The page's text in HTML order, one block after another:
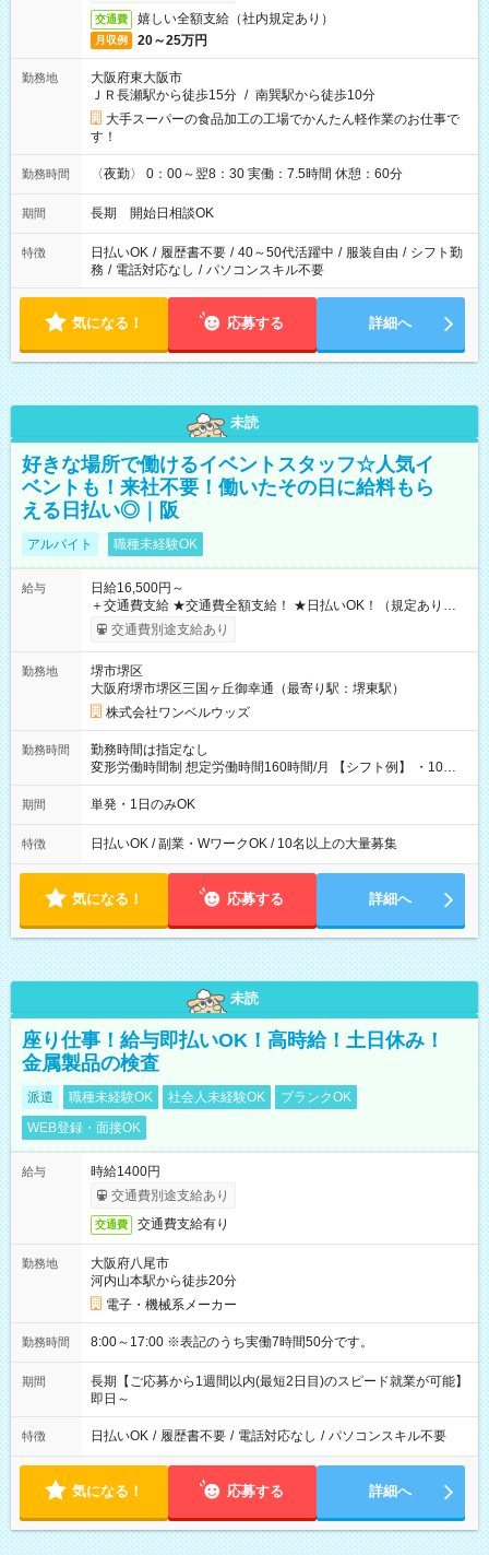
交通費 嬉しい全額支給（社内規定あり）
月収例 20～25万円
勤務地
大阪府東大阪市
ＪＲ長瀬駅から徒歩15分 / 南巽駅から徒歩10分
大手スーパーの食品加工の工場でかんたん軽作業のお仕事で
す！
勤務時間 〈夜勤〉 0：00～翌8：30 実働：7.5時間 休憩：60分
期間 長期 開始日相談OK
特徴 日払いOK / 履歴書不要 / 40～50代活躍中 / 服装自由 / シフト勤
務 / 電話対応なし / パソコンスキル不要
気になる！ 応募する 詳細へ
未読
好きな場所で働けるイベントスタッフ☆人気イ
ベントも！来社不要！働いたその日に給料もら
える日払い◎｜阪
アルバイト 職種未経験OK
給与
日給16,500円～
＋交通費支給 ★交通費全額支給！ ★日払いOK！（規定あり） ┗
働いたその日に現金GET♪ お仕事後はコンビニATMから 日払
交通費別途支給あり
勤務地
堺市堺区
大阪府堺市堺区三国ヶ丘御幸通（最寄り駅：堺東駅）
株式会社ワンベルウッズ
勤務時間
勤務時間は指定なし
変形労働時間制 想定労働時間160時間/月 【シフト例】 ・10：
00～20：00
期間 単発・1日のみOK
特徴 日払いOK / 副業・WワークOK / 10名以上の大量募集
気になる！ 応募する 詳細へ
未読
座り仕事！給与即払いOK！高時給！土日休み！
金属製品の検査
派遣 職種未経験OK 社会人未経験OK
ブランクOK
WEB登録・面接OK
給与
時給1400円
交通費別途支給あり
交通費 交通費支給有り
勤務地
大阪府八尾市
河内山本駅から徒歩20分
電子・機械系メーカー
勤務時間 8:00～17:00 ※表記のうち実働7時間50分です。
期間
長期【ご応募から1週間以内(最短2日目)のスピード就業が可能】
即日～
特徴 日払いOK / 履歴書不要 / 電話対応なし / パソコンスキル不要
気になる！ 応募する 詳細へ